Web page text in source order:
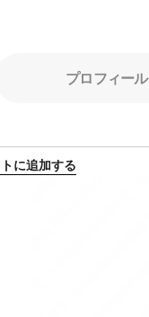
プロフィール
に追加する